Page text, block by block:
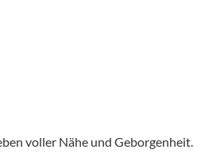
voller Nähe und Geborgenheit.